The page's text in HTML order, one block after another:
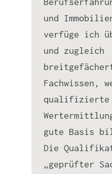
und
verfüge ich
und zugleich
Fachwissen,
qualifizierte
gute Basis
Die
„geprüfter